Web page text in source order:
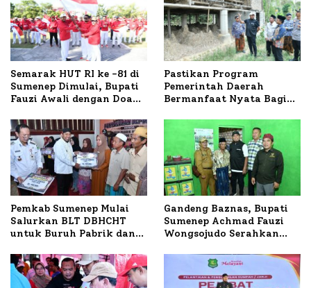
Semarak HUT RI ke -81 di
Sumenep Dimulai, Bupati
Fauzi Awali dengan Doa
Terbakar
Pastikan Program
Pemerintah Daerah
Bermanfaat Nyata Bagi
Sumenep Tinjau Langsung
Budidaya Lele dan Ayam
Petelur di Desa Bataal
Timur
Pemkab Sumenep Mulai
Salurkan BLT DBHCHT
untuk Buruh Pabrik dan
Gandeng Baznas, Bupati
Sumenep Achmad Fauzi
Wongsojudo Serahkan
Dua Kecamatan